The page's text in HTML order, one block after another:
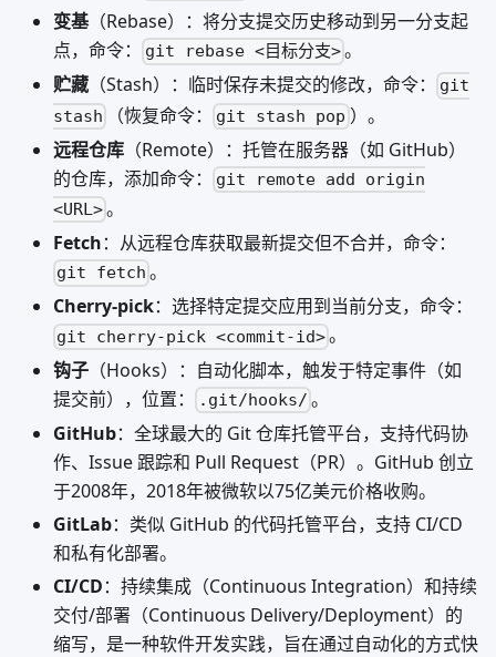
变基（Rebase）：将分支提交历史移动到另一分支起
点，命令：
git rebase <目标分支>。
贮藏 （Stash）：临时保存未提交的修改，命令：
git
stash
（恢复命令： git stash pop ）。
远程仓库 （Remote）：托管在服务器（如 GitHub）
的仓库，添加命令：
git remote add origin
<URL>。
Fetch：从远程仓库获取最新提交但不合并，命令：
git fetch 。
Cherry-pick：选择特定提交应用到当前分支，命令：
git cherry-pick <commit-id>。
钩子 （Hooks）：自动化脚本，触发于特定事件（如
提交前），位置：
.git/hooks/ 。
GitHub：全球最大的 Git 仓库托管平台，支持代码协
作、Issue 跟踪和 Pull Request（PR）。GitHub 创立
于2008年，2018年被微软以75亿美元价格收购。
GitLab：类似 GitHub 的代码托管平台，支持 CI/CD
和私有化部署。
CI/CD：持续集成（Continuous Integration）和持续
交付/部署（Continuous Delivery/Deployment）的
缩写，是一种软件开发实践，旨在通过自动化的方式快